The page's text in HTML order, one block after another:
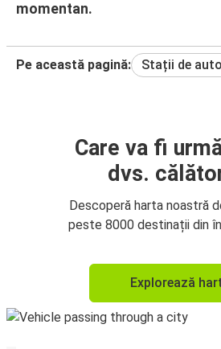
momentan.
Pe această pagină: Stații de
Care va fi
dvs.
Descoperă harta noastră
peste 8000 destinații din
Explorează